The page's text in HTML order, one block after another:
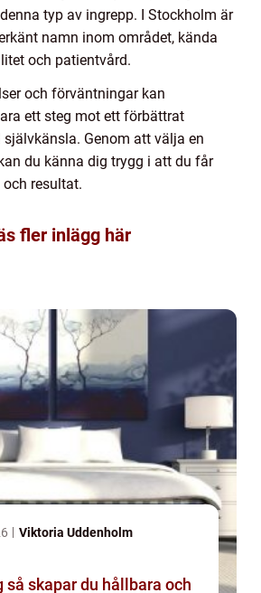
typ av ingrepp. I Stockholm är
namn inom området, kända
och patientvård.
och förväntningar kan
ett steg mot ett förbättrat
självkänsla. Genom att välja en
du känna dig trygg i att du får
resultat.
fler inlägg här
Viktoria Uddenholm